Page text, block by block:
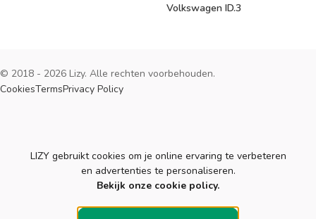
Volkswagen ID.3
© 2018 - 2026 Lizy. Alle rechten voorbehouden.
CookiesTermsPrivacy Policy
Cookies
LIZY gebruikt cookies om je online ervaring te verbeteren
en advertenties te personaliseren.
Bekijk onze cookie policy.